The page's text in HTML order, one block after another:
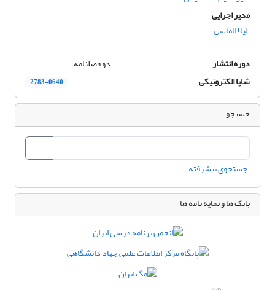
مدیر اجرایی
لیلا الماسی
دوره انتشار
دو فصلنامه
شاپا الکترونیکی
2783-0640
جستجو
جستجوی پیشرفته
بانک ها و نمایه نامه ها